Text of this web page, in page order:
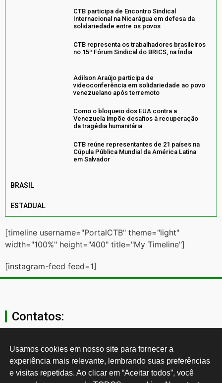
CTB participa de Encontro Sindical
Internacional na Nicarágua em defesa da
solidariedade entre os povos
CTB representa os trabalhadores brasileiros
no 15º Fórum Sindical do BRICS, na Índia
Adilson Araújo participa de
videoconferência em solidariedade ao povo
venezuelano após terremoto
Como o bloqueio dos EUA contra a
Venezuela impõe desafios à recuperação
da tragédia humanitária
CTB reúne representantes de 21 países na
Cúpula Pública Mundial da América Latina
em Salvador
BRASIL
ESTADUAL
[timeline username="PortalCTB" theme="light"
width="100%" height="400" title="My Timeline"]
[instagram-feed feed=1]
Contatos:
secgeral@ctb.org.br
11 3874-0040
Usamos cookies em nosso site para fornecer a
experiência mais relevante, lembrando suas preferências
e visitas repetidas. Ao clicar em “Aceitar todos”, você